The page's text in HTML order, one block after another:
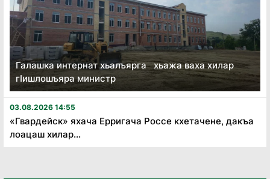
Галашка интернат хьалъярга хьажа ваха хилар
гӏишлошъяра министр
03.08.2026 14:55
«Гвардейск» яхача Ерригача Россе кхетачене, дакъа
лоацаш хилар...